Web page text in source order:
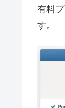
有料
す。